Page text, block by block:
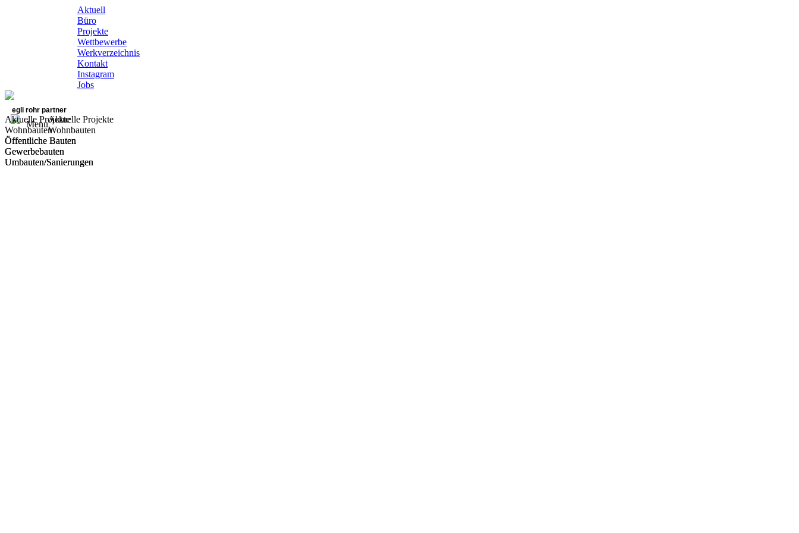
Aktuell
Büro
Projekte
Wettbewerbe
Werkverzeichnis
Kontakt
Instagram
Jobs
egli rohr partner
Menu
Aktuelle Projekte
Wohnbauten
Öffentliche Bauten
Gewerbebauten
Umbauten/Sanierungen
Aktuelle Projekte
Wohnbauten
Öffentliche Bauten
Gewerbebauten
Umbauten/Sanierungen